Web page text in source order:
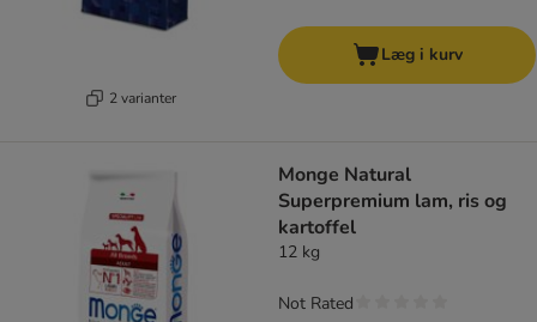
2 varianter
Læg i kurv
Monge Natural
Superpremium lam, ris og
kartoffel
12 kg
Not Rated